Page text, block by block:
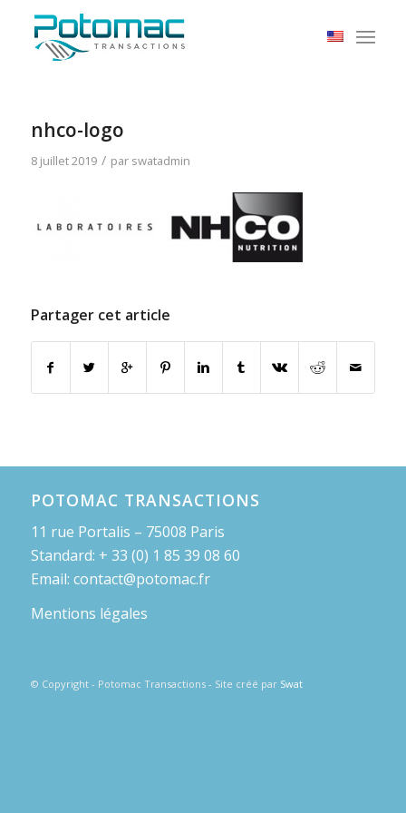
nhco-logo
8 juillet 2019 / par swatadmin
Partager cet article
POTOMAC TRANSACTIONS
11 rue Portalis – 75008 Paris
Standard: + 33 (0) 1 85 39 08 60
Email: contact@potomac.fr
Mentions légales
© Copyright - Potomac Transactions - Site créé par Swat